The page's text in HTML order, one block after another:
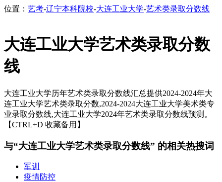
位置： 艺考-辽宁本科院校-大连工业大学-艺术类录取分数线
大连工业大学艺术类录取分数
线
大连工业大学历年艺术类录取分数线汇总提供2024-2024年大
连工业大学艺术类录取分数,2024-2024大连工业大学美术类专
业录取分数线,大连工业大学2024年艺术类录取分数线预测。
【CTRL+D 收藏备用】
与“大连工业大学艺术类录取分数线” 的相关热搜词
军训
疫情防控